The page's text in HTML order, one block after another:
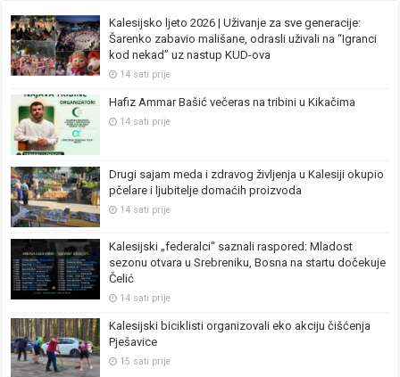
Kalesijsko ljeto 2026 | Uživanje za sve generacije:
Šarenko zabavio mališane, odrasli uživali na “Igranci
kod nekad” uz nastup KUD-ova
14 sati prije
Hafiz Ammar Bašić večeras na tribini u Kikačima
14 sati prije
Drugi sajam meda i zdravog življenja u Kalesiji okupio
pčelare i ljubitelje domaćih proizvoda
14 sati prije
Kalesijski „federalci“ saznali raspored: Mladost
sezonu otvara u Srebreniku, Bosna na startu dočekuje
Čelić
14 sati prije
Kalesijski biciklisti organizovali eko akciju čišćenja
Pješavice
15 sati prije